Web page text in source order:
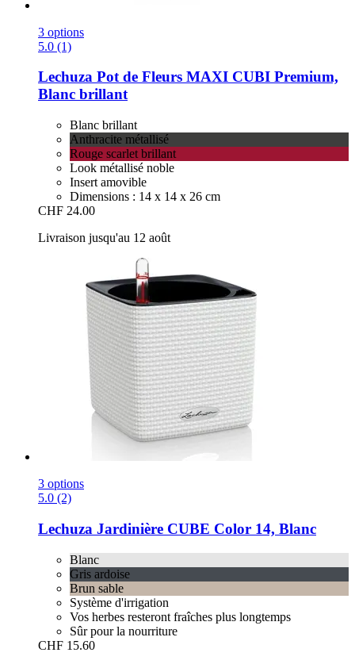
3 options
5.0 (1)
Lechuza Pot de Fleurs MAXI CUBI Premium,
Blanc brillant
Blanc brillant
Anthracite métallisé
Rouge scarlet brillant
Look métallisé noble
Insert amovible
Dimensions : 14 x 14 x 26 cm
CHF 24.00
Livraison jusqu'au 12 août
3 options
5.0 (2)
Lechuza Jardinière CUBE Color 14, Blanc
Blanc
Gris ardoise
Brun sable
Système d'irrigation
Vos herbes resteront fraîches plus longtemps
Sûr pour la nourriture
CHF 15.60